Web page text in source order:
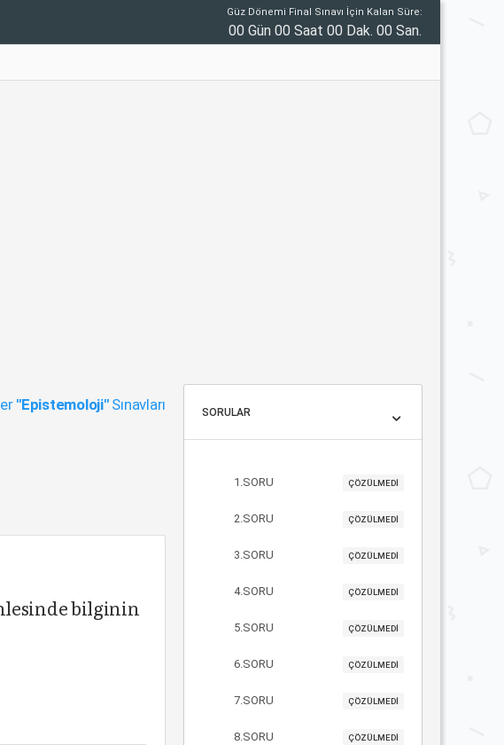
Güz Dönemi Final Sınavı İçin Kalan Süre:
00 Gün 00 Saat 00 Dak. 00 San.
"Epistemoloji"Sınavları
bilginin
SORULAR
1.SORU ÇÖZÜLMEDİ
2.SORU ÇÖZÜLMEDİ
3.SORU ÇÖZÜLMEDİ
4.SORU ÇÖZÜLMEDİ
5.SORU ÇÖZÜLMEDİ
6.SORU ÇÖZÜLMEDİ
7.SORU ÇÖZÜLMEDİ
8.SORU ÇÖZÜLMEDİ